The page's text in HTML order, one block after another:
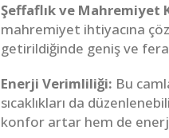
Şeffaflık ve Mahremiyet
mahremiyet ihtiyacına
getirildiğinde geniş ve
Enerji Verimliliği: Bu
sıcaklıkları da
konfor artar hem de